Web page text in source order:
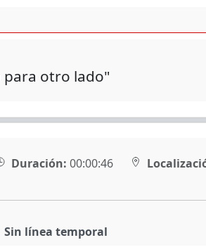
para otro lado"
Duración: 00:00:46
Sin línea temporal